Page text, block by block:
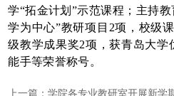
学“拓金计划 ”示范课程；主持教
学为中心”教研项目 2项，校级
级教学成果奖2项，获青岛大学
能手等荣誉称号。
上一篇：学院各专业教研室开展新学